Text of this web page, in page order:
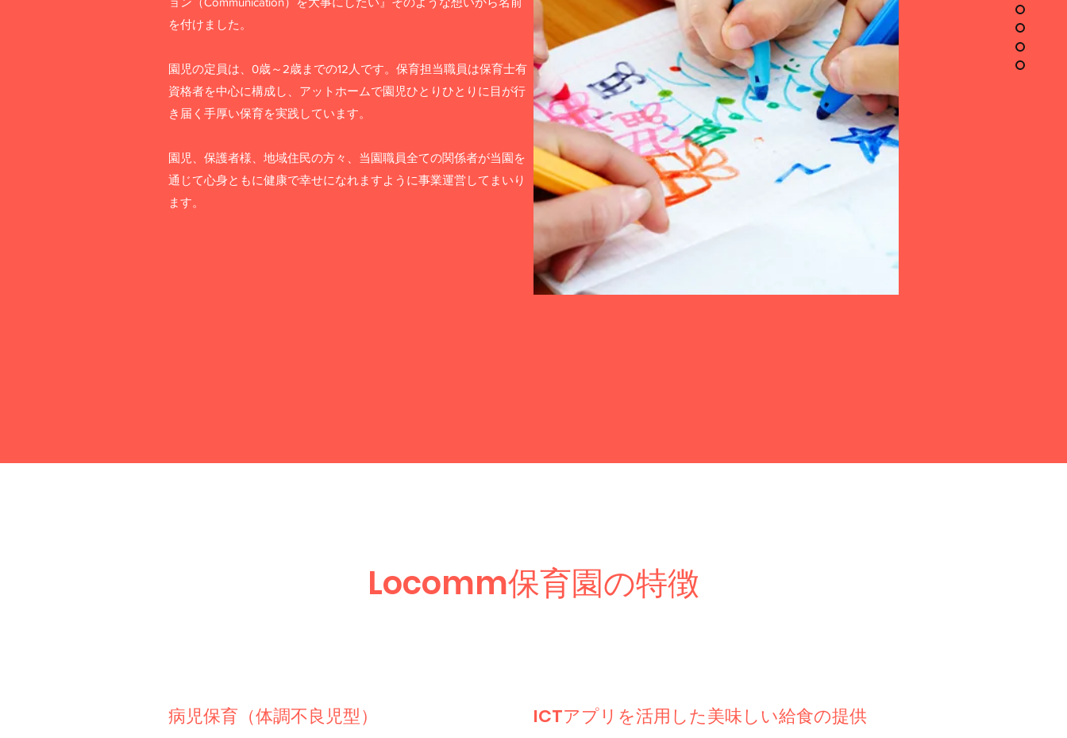
を付けました。
園児の定員は、0歳～2歳までの12人です。保育担当職員は保育士有
資格者を中心に構成し、アットホームで園児ひとりひとりに目が行
き届く手厚い保育を実践しています。
​園児、保護者様、地域住民の方々、当園職員全ての関係者が当園を
通じて心身ともに健康で幸せになれますように事業運営してまいり
ます。
​Locomm保育園の特徴
​​病児保育（体調不良児型） ​​ICTアプリを活用した美味しい給食の提供